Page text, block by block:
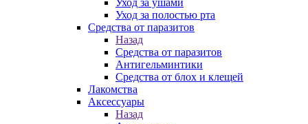
Уход за ушами
Уход за полостью рта
Средства от паразитов
Назад
Средства от паразитов
Антигельминтики
Средства от блох и клещей
Лакомства
Аксессуары
Назад